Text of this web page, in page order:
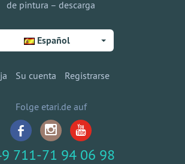
de pintura – descarga
Español
Su cuenta Registrarse
Folge etari.de auf
711-71 94 06 98